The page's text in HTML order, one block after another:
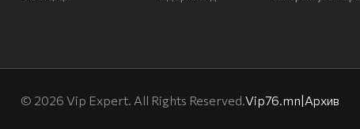
© 2026 Vip Expert. All Rights Reserved.Vip76.mn Архив